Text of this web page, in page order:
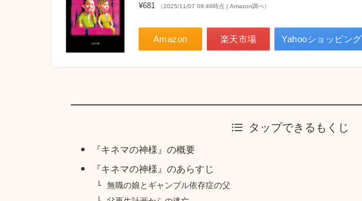
¥681 （2025/11/07 09:46時点 | Amazon調べ）
Amazon 楽天市場 Yahooショッピング
タップできるもくじ
『キネマの神様』の概要
『キネマの神様』のあらすじ
無職の娘とギャンブル依存症の父